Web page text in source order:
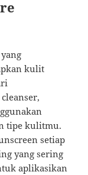
kulit
tipe kulitmu.
setiap
yang sering
aplikasikan